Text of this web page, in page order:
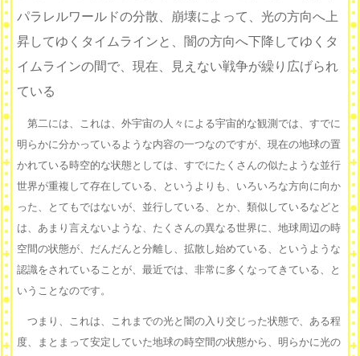
パラレルワールドの分散、崩壊によって、光の方向へ上
昇してゆくタイムラインと、闇の方向へ下降してゆくタ
イムラインの間で、現在、見えない戦争が繰り広げられ
ている
第二には、これは、外宇宙の人々による宇宙的な観測では、すでに
明らかに分かっているような内容の一つなのですが、現在の地球の置
かれている時空的な状態としては、すでにたくさんの似たような並行
世界が重複して存在している、というよりも、いろいろな方向に向か
った、とてもではないが、並行している、とか、類似しているなどと
は、あまり言えないような、たくさんの異なる世界に、地球周辺の時
空間の状態が、だんだんと分離し、拡散し始めている、というような
認識をされていることが、最近では、非常に多くなってきている、と
いうことなのです。
つまり、これは、これまでの光と闇の入り交じった状態で、ある程
度、まとまって安定していた地球の時空間の状態から、明らかに光の